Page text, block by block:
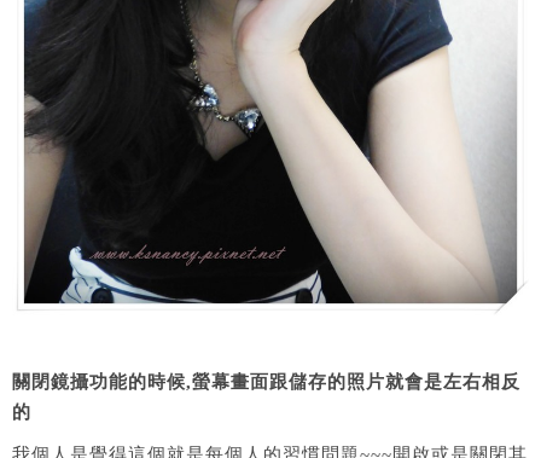
關閉鏡攝功能的時候,螢幕畫面跟儲存的照片就會是左右相反
的